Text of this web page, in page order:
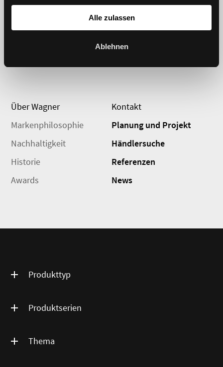
Alle zulassen
Ablehnen
Tische
DIEZ Kollektion
#wagnerdesignlab
Über Wagner
Markenphilosophie
Nachhaltigkeit
Historie
Awards
Kontakt
Planung und Projekt
Händlersuche
Referenzen
News
Produkttyp
Produktserien
Thema